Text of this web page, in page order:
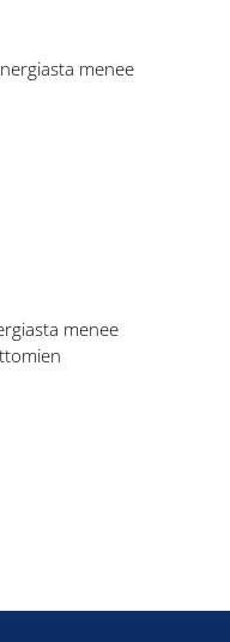
menee
menee